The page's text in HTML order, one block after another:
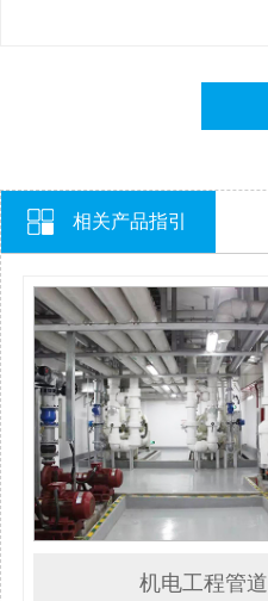
相关产品指引
机电工程管道